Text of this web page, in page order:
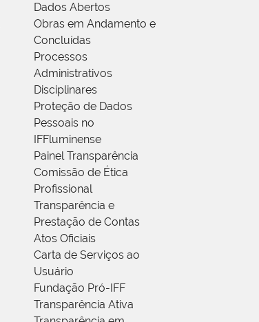
Dados Abertos
Obras em Andamento e
Concluídas
Processos
Administrativos
Disciplinares
Proteção de Dados
Pessoais no
IFFluminense
Painel Transparência
Comissão de Ética
Profissional
Transparência e
Prestação de Contas
Atos Oficiais
Carta de Serviços ao
Usuário
Fundação Pró-IFF
Transparência Ativa